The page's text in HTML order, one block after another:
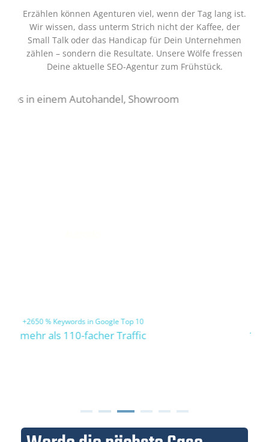
Erzählen können Agenturen viel, wenn der Tag lang ist.
Wir wissen, dass unterm Strich nicht der Kaffee, der
Small Talk oder das Handicap für Dein Unternehmen
zählen – sondern die Resultate. Unsere Wölfe fressen
Deine aktuelle SEO-Agentur zum Frühstück.
Zielkeyword in 6 Monaten auf Platz 1
16-facher organischer Traffic